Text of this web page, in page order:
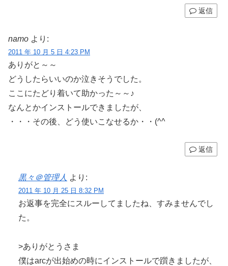
返信
namo より:
2011 年 10 月 5 日 4:23 PM
ありがと～～
どうしたらいいのか泣きそうでした。
ここにたどり着いて助かった～～♪
なんとかインストールできましたが、
・・・その後、どう使いこなせるか・・(^^ゞ
返信
黒々＠管理人 より:
2011 年 10 月 25 日 8:32 PM
お返事を完全にスルーしてましたね、すみませんでし
た。
>ありがとうさま
僕はarcが出始めの時にインストールで躓きましたが、